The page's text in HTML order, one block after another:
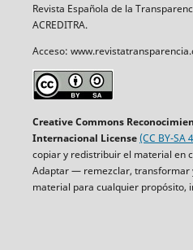
Revista Española de la
ACREDITRA.
Acceso:
Creative Commons
Internacional License(CC BY-SA
copiar y redistribuir el material en
Adaptar — remezclar, transformar
material para cualquier propósito,